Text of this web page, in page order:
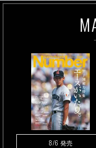
8/6 発売